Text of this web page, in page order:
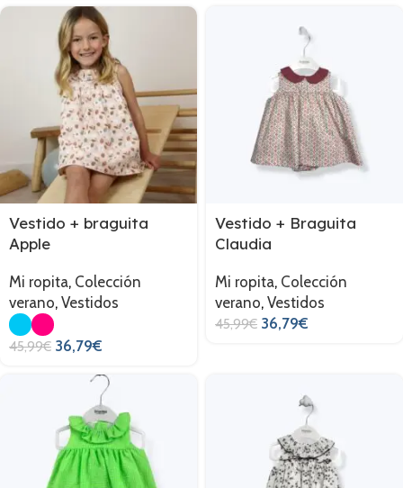
Vestido + braguita
Apple
Mi ropita, Colección
verano, Vestidos
45,99€ 36,79€
Vestido + Braguita
Claudia
Mi ropita, Colección
verano, Vestidos
45,99€ 36,79€